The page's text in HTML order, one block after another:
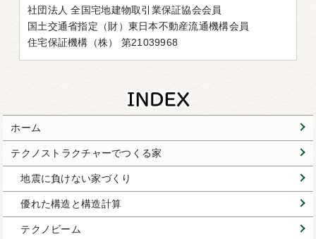
社団法人 全国宅地建物取引業保証協会会員
国土交通省指定（財）東日本不動産流通機構会員
住宅保証機構（株） 第21039968
ホーム
テクノストラクチャーでつくる家
地震に負けない家づくり
優れた構造と構造計算
テクノビーム